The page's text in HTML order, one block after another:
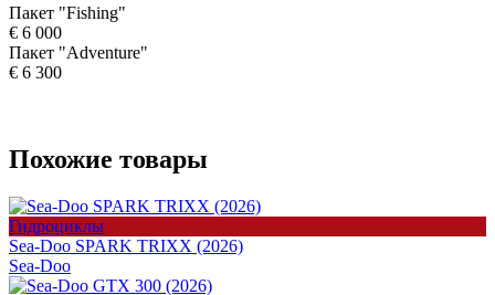
Пакет "Fishing"
€ 6 000
Пакет "Adventure"
€ 6 300
Похожие товары
Гидроциклы
Sea-Doo SPARK TRIXX (2026)
Sea-Doo